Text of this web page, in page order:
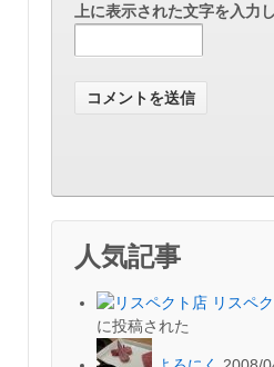
上に表示された文字を入力
人気記事
リスペ
に投稿された